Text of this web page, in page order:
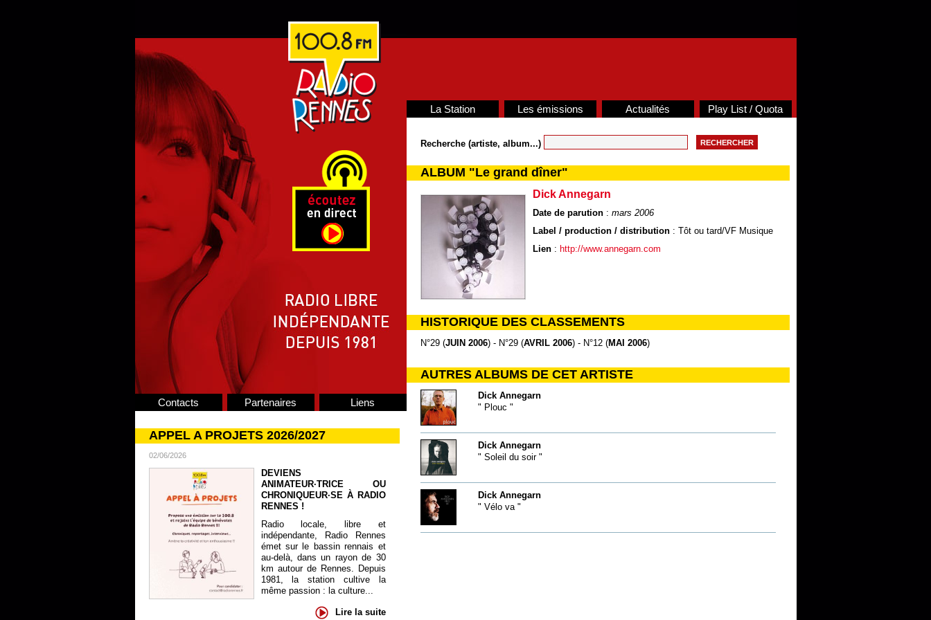
Contacts Partenaires Liens
APPEL A PROJETS 2026/2027
02/06/2026
DEVIENS
ANIMATEUR·TRICE OU
CHRONIQUEUR·SE À RADIO
RENNES !
Radio locale, libre et
indépendante, Radio Rennes
émet sur le bassin rennais et
au-delà, dans un rayon de 30
km autour de Rennes. Depuis
1981, la station cultive la
même passion : la culture...
Lire la suite
La Station Les émissions Actualités Play List / Quota
Recherche (artiste, album...)
ALBUM "Le grand dîner"
Dick Annegarn
Date de parution: mars 2006
Label / production / distribution: Tôt ou tard/VF Musique
Lien: http://www.annegarn.com
HISTORIQUE DES CLASSEMENTS
N°29 (JUIN 2006) - N°29 (AVRIL 2006) - N°12 (MAI 2006)
AUTRES ALBUMS DE CET ARTISTE
Dick Annegarn
" Plouc "
Dick Annegarn
" Soleil du soir "
Dick Annegarn
" Vélo va "